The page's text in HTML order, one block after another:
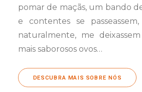
pomar de maçãs, um bando
e contentes se
naturalmente, me
mais saborosos ovos…
DESCUBRA MAIS SOBRE NÓS